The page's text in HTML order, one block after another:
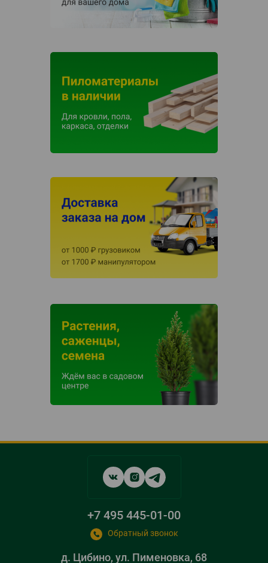
д. Цибино, ул. Пименовка, 68
+7 495 445-01-00
Обратный звонок